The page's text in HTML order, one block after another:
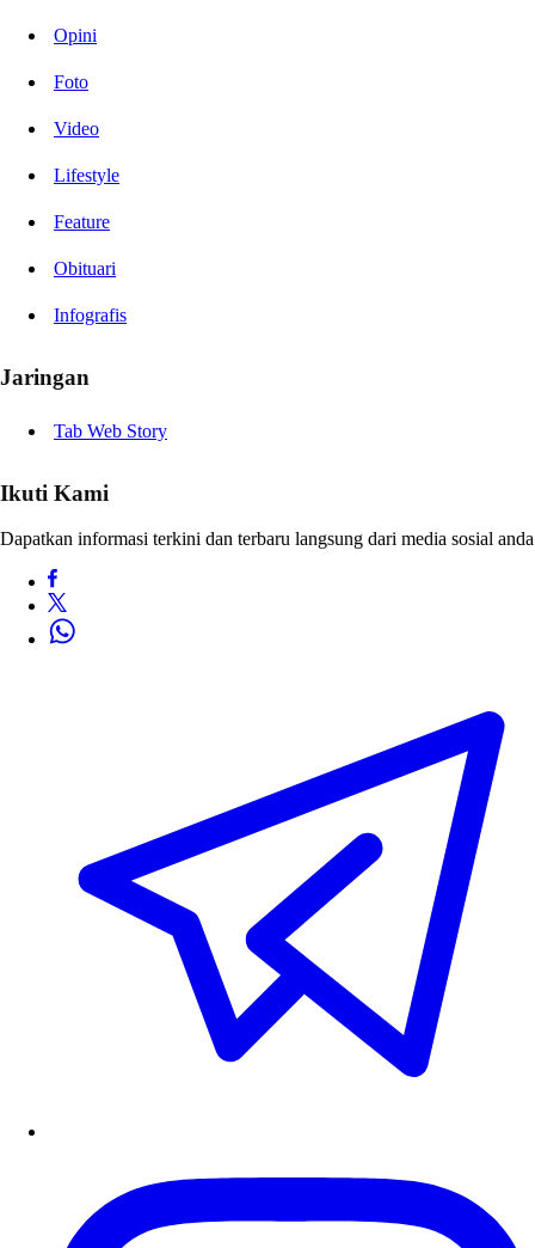
Opini
Foto
Video
Lifestyle
Feature
Obituari
Infografis
Jaringan
Tab Web Story
Ikuti Kami
Dapatkan informasi terkini dan terbaru langsung dari media sosial anda